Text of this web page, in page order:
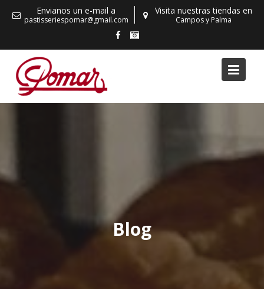
Envianos un e-mail a
pastisseriespomar@gmail.com
Visita nuestras tiendas en
Campos y Palma
Blog